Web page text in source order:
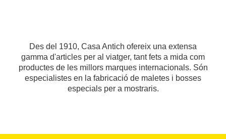
Des del 1910, Casa Antich ofereix una extensa
gamma d'articles per al viatger, tant fets a mida com
productes de les millors marques internacionals. Són
especialistes en la fabricació de maletes i bosses
especials per a mostraris.